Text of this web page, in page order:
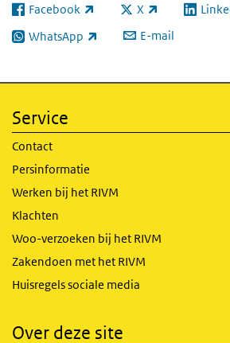
Facebook
(externe link) X
(externe link)
WhatsApp
(externe link) E-mail
Service
Contact
Persinformatie
Werken bij het RIVM
Klachten
Woo-verzoeken bij het RIVM
Zakendoen met het RIVM
Huisregels sociale media
Over deze site